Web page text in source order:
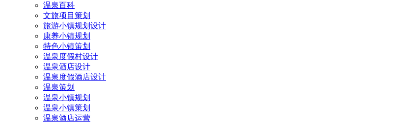
温泉百科
文旅项目策划
旅游小镇规划设计
康养小镇规划
特色小镇策划
温泉度假村设计
温泉酒店设计
温泉度假酒店设计
温泉策划
温泉小镇规划
温泉小镇策划
温泉酒店运营